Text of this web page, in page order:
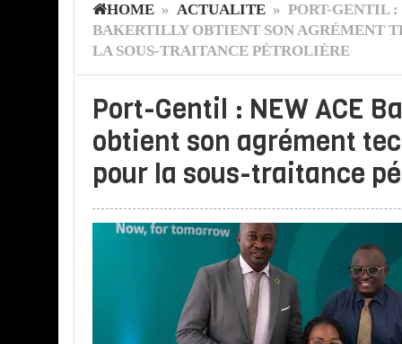
HOME » ACTUALITE » PORT-GENTIL :
BAKERTILLY OBTIENT SON AGRÉMENT
LA SOUS-TRAITANCE PÉTROLIÈRE
Port-Gentil : NEW ACE
obtient son agrément
pour la sous-traitance